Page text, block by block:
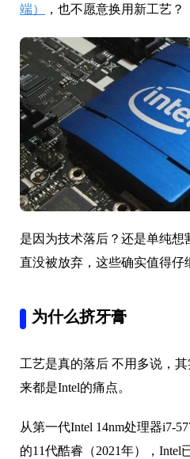
端）
，也不愿意换用新工艺？
是因为技术落后？还是单纯想
直没被放弃，这些确实值得仔
为什么挤牙膏
工艺是真的落后 不用多说，
来都是Intel的痛点。
从第一代Intel 14nm处理器i7-
的11代酷睿（2021年），Intel